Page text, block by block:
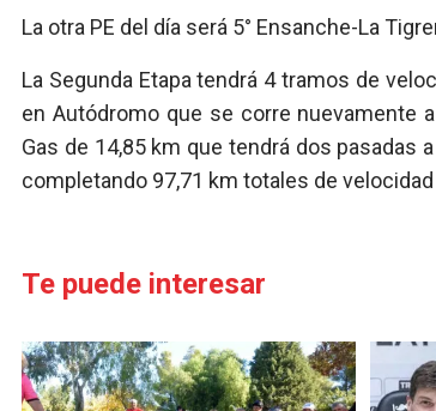
La otra PE del día será 5° Ensanche-La
La Segunda Etapa tendrá 4 tramos de
en Autódromo que se corre nuevamente
Gas de 14,85 km que tendrá dos pasadas
completando 97,71 km totales de velocidad
Te puede interesar